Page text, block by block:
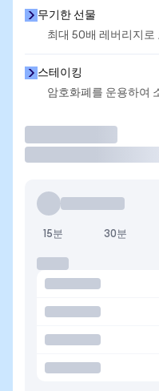
무기한 선물
최대 50배 레버리지로
스테이킹
암호화폐를 운용하여
15분 30분